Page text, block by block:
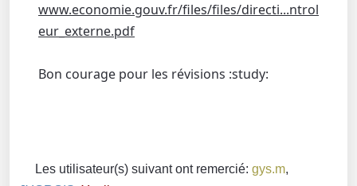
www.economie.gouv.fr/files/files/directi...ntrol
eur_externe.pdf
Bon courage pour les révisions :study:
Les utilisateur(s) suivant ont remercié: gys.m,